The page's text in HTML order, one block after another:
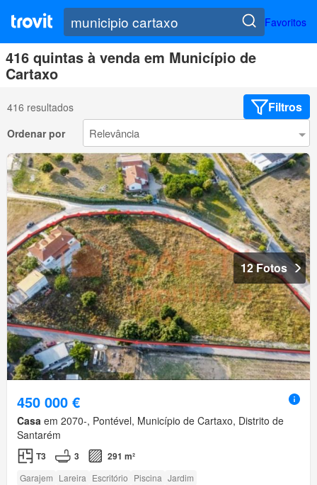
Favoritos
416 quintas à venda em Município de
Cartaxo
416 resultados Filtros
Ordenar por
12 Fotos
450 000 €
Casa em 2070-, Pontével, Município de Cartaxo, Distrito de
Santarém
T3 3 291 m²
Garajem Lareira Escritório Piscina Jardim